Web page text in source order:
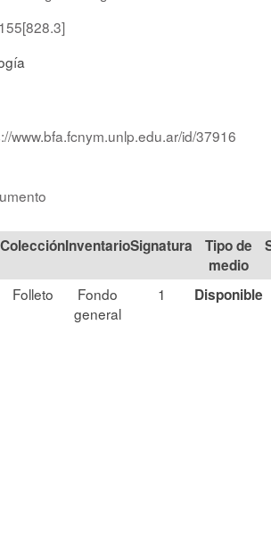
www.bfa.fcnym.unlp.edu.ar/id/37916
Colección Signatura
Tipo de
medio
Folleto
Fondo
general
1 Disponible